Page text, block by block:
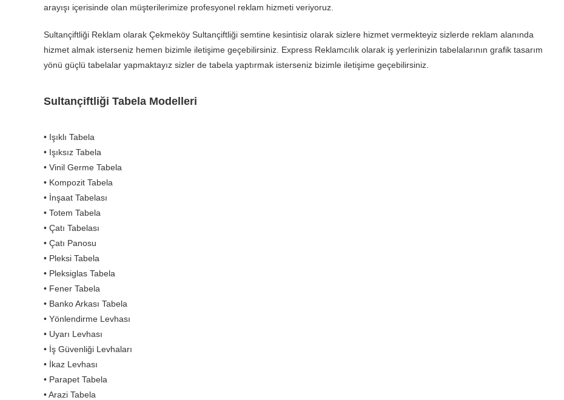
arayışı içerisinde olan müşterilerimize profesyonel reklam hizmeti veriyoruz.
Sultançiftliği Reklam olarak Çekmeköy Sultançiftliği semtine kesintisiz olarak sizlere hizmet vermekteyiz sizlerde reklam alanında
hizmet almak isterseniz hemen bizimle iletişime geçebilirsiniz. Express Reklamcılık olarak iş yerlerinizin tabelalarının grafik tasarım
yönü güçlü tabelalar yapmaktayız sizler de tabela yaptırmak isterseniz bizimle iletişime geçebilirsiniz.
Sultançiftliği Tabela Modelleri
• Işıklı Tabela
• Işıksız Tabela
• Vinil Germe Tabela
• Kompozit Tabela
• İnşaat Tabelası
• Totem Tabela
• Çatı Tabelası
• Çatı Panosu
• Pleksi Tabela
• Pleksiglas Tabela
• Fener Tabela
• Banko Arkası Tabela
• Yönlendirme Levhası
• Uyarı Levhası
• İş Güvenliği Levhaları
• İkaz Levhası
• Parapet Tabela
• Arazi Tabela